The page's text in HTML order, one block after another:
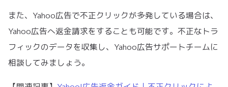
また、Yahoo広告で不正クリックが多発している場合は、
Yahoo広告へ返金請求をすることも可能です。不正なトラ
フィックのデータを収集し、Yahoo広告サポートチームに
相談してみましょう。